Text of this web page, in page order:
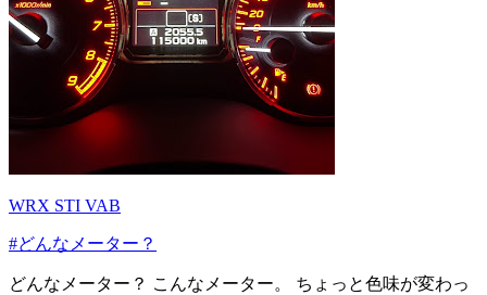
WRX STI VAB
#どんなメーター？
どんなメーター？ こんなメーター。 ちょっと色味が変わっ